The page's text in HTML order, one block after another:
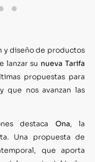
y diseño de productos
lanzar su nueva Tarifa
propuestas para
que nos avanzan las
destaca Ona, la
Una propuesta de
que aporta